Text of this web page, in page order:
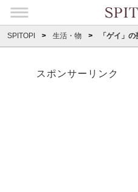
SPITOPI 生活・物 「ゲイ」
スポンサーリンク